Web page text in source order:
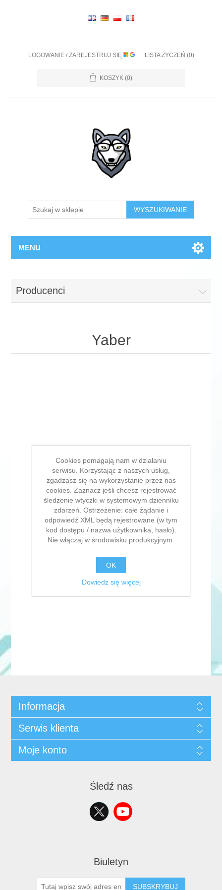
LOGOWANIE / ZAREJESTRUJ SIĘ LISTA ŻYCZEŃ (0)
KOSZYK (0)
WYSZUKIWANIE
MENU
Producenci
Yaber
Informacja
Serwis klienta
Moje konto
Śledź nas
Biuletyn
SUBSKRYBUJ
Cookies pomagają nam w działaniu
serwisu. Korzystając z naszych usług,
zgadzasz się na wykorzystanie przez nas
cookies. Zaznacz jeśli chcesz rejestrować
śledzenie wtyczki w systemowym dzienniku
zdarzeń. Ostrzeżenie: całe żądanie i
odpowiedź XML będą rejestrowane (w tym
kod dostępu / nazwa użytkownika, hasło).
Nie włączaj w środowisku produkcyjnym.
OK
Dowiedz się więcej